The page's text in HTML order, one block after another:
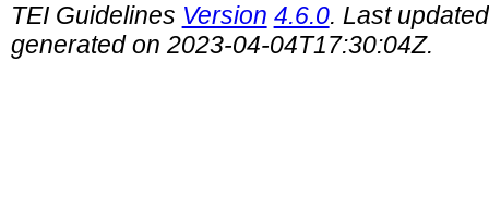
TEI Guidelines Version 4.6.0. Last
generated on 2023-04-04T17:30:04Z.